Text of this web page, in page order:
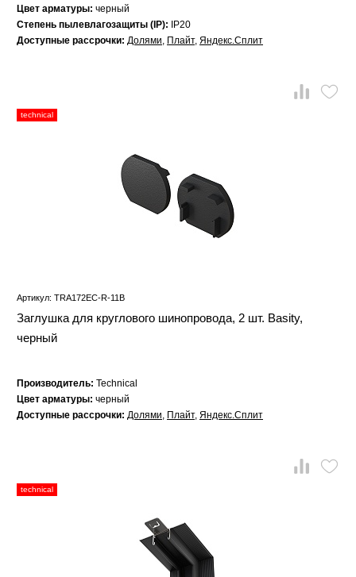
Цвет арматуры: черный
Степень пылевлагозащиты (IP):
IP20
Доступные рассрочки: Долями, Плайт, Яндекс.Сплит
technical
Артикул: TRA172EC-R-11B
Заглушка для круглового шинопровода, 2 шт. Basity,
черный
Производитель: Technical
Цвет арматуры: черный
Доступные рассрочки: Долями, Плайт, Яндекс.Сплит
technical